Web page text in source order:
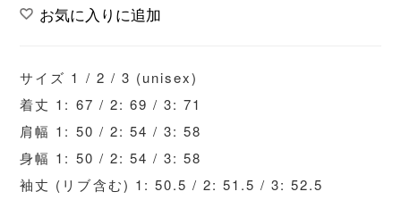
お気に入りに追加
サイズ 1 / 2 / 3 (unisex)
着丈 1: 67 / 2: 69 / 3: 71
肩幅 1: 50 / 2: 54 / 3: 58
身幅 1: 50 / 2: 54 / 3: 58
袖丈 (リブ含む) 1: 50.5 / 2: 51.5 / 3: 52.5